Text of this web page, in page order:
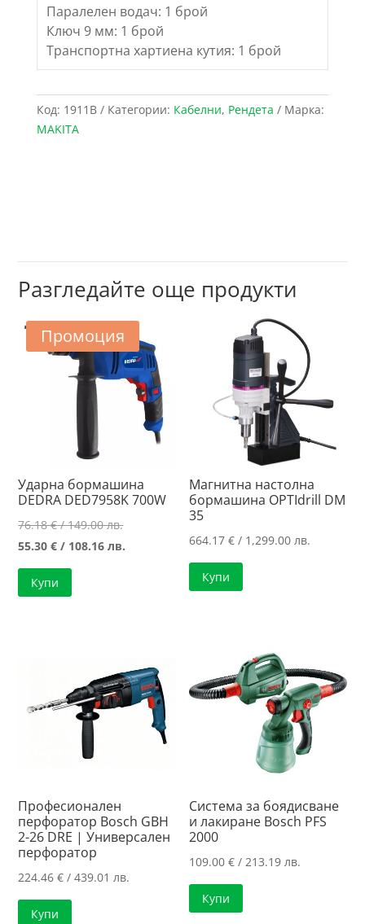
Паралелен водач: 1 брой
Ключ 9 мм: 1 брой
Транспортна хартиена кутия: 1 брой
Код: 1911B Категории: Кабелни, Рендета
Марка:
MAKITA
Разгледайте още продукти
Промоция
Ударна бормашина
DEDRA DED7958K 700W
76.18€/ 149.00 лв.Original
price
55.30€ / 108.16 лв.
Купи
Магнитна настолна
бормашина OPTIdrill DM
35
664.17€ / 1,299.00 лв.
Купи
Професионален
перфоратор Bosch GBH
2-26 DRE | Универсален
перфоратор
224.46€ / 439.01 лв.
Купи
Система за боядисване
и лакиране Bosch PFS
2000
109.00€ / 213.19 лв.
Купи